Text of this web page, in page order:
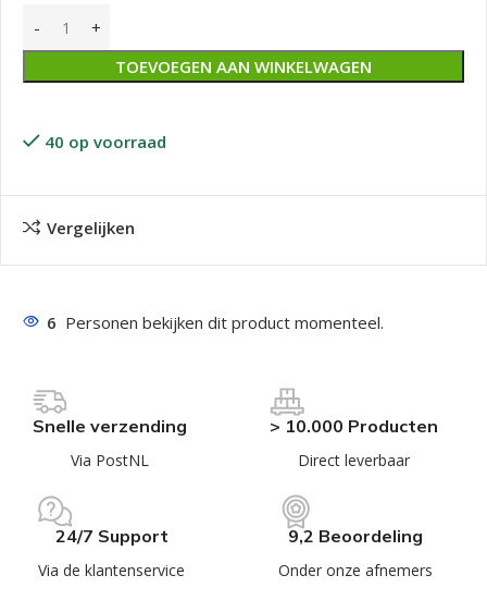
TOEVOEGEN AAN WINKELWAGEN
40 op voorraad
Vergelijken
6 Personen bekijken dit product momenteel.
Snelle verzending
Via PostNL
> 10.000 Producten
Direct leverbaar
24/7 Support
Via de klantenservice
9,2 Beoordeling
Onder onze afnemers